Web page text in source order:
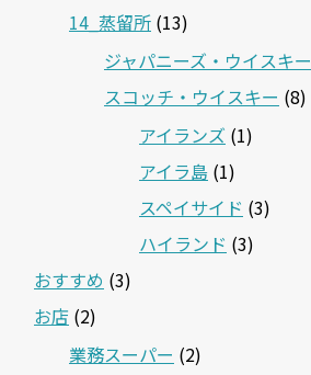
14_蒸留所 (13)
ジャパニーズ・ウイスキー
スコッチ・ウイスキー (8)
アイランズ (1)
アイラ島 (1)
スペイサイド (3)
ハイランド (3)
おすすめ (3)
お店 (2)
業務スーパー (2)